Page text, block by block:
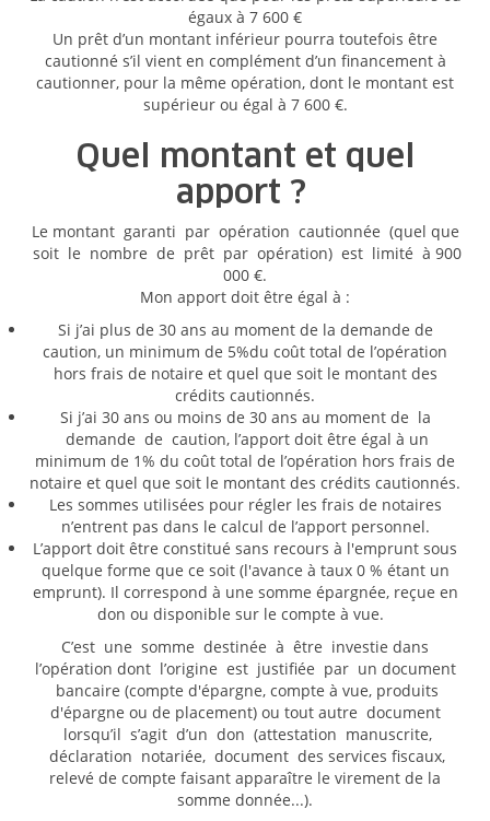
égaux à 7 600 €
Un prêt d’un montant inférieur pourra toutefois être
cautionné s’il vient en complément d’un financement à
cautionner, pour la même opération, dont le montant est
supérieur ou égal à 7 600 €.
Quel montant et quel
apport ?
Le montant garanti par opération cautionnée (quel que
soit le nombre de prêt par opération) est limité à 900
000 €.
Mon apport doit être égal à :
Si j’ai plus de 30 ans au moment de la demande de
caution, un minimum de 5%du coût total de l’opération
hors frais de notaire et quel que soit le montant des
crédits cautionnés.
Si j’ai 30 ans ou moins de 30 ans au moment de la
demande de caution, l’apport doit être égal à un
minimum de 1% du coût total de l’opération hors frais de
notaire et quel que soit le montant des crédits cautionnés.
Les sommes utilisées pour régler les frais de notaires
n’entrent pas dans le calcul de l’apport personnel.
L’apport doit être constitué sans recours à l'emprunt sous
quelque forme que ce soit (l'avance à taux 0 % étant un
emprunt). Il correspond à une somme épargnée, reçue en
don ou disponible sur le compte à vue.
C’est une somme destinée à être investie dans
l’opération dont l’origine est justifiée par un document
bancaire (compte d'épargne, compte à vue, produits
d'épargne ou de placement) ou tout autre document
lorsqu’il s’agit d’un don (attestation manuscrite,
déclaration notariée, document des services fiscaux,
relevé de compte faisant apparaître le virement de la
somme donnée...).